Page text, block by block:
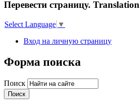
Перевести страницу. Translation
Select Language ▼
Вход на личную страницу
Форма поиска
Поиск